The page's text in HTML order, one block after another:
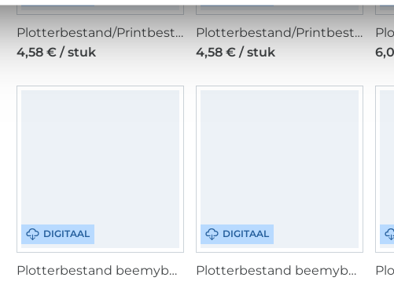
Plotterbestand/Printbestand beemybear Freundschaftsrezept, Duits
4,58 € / stuk
Plotterbestand/Printbestand beemybear Familienrezept, Duits
4,58 € / stuk
DIGITAAL
Plotterbestand beemybear Weekend Vibes, Duits
DIGITAAL
Plotterbestand beemybear Zum Abschied, Duits